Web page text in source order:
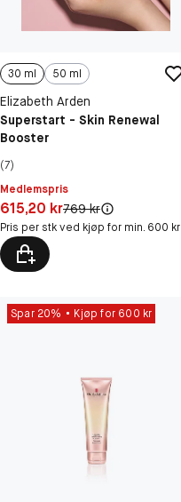
30 ml 50 ml
Elizabeth Arden
Superstart - Skin Renewal
Booster
(7)
Medlemspris
Pris: 615,20 kr
615,20 krOriginal pris:
769 kr
Pris per stk ved kjøp for min. 600 kr
Spar 20% Kjøp for 600 kr